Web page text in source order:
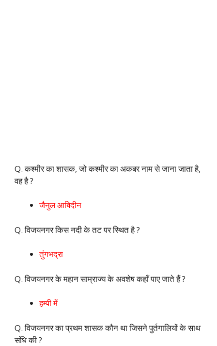
Q. कश्मीर का शासक, जो कश्मीर का अकबर नाम से जाना जाता है,
वह है ?
जैनुल आबिदीन
Q. विजयनगर किस नदी के तट पर स्थित है ?
तुंगभद्रा
Q. विजयनगर के महान साम्राज्य के अवशेष कहाँ पाए जाते हैं ?
हम्पी में
Q. विजयनगर का प्रथम शासक कौन था जिसने पुर्तगालियों के साथ
संधि की ?